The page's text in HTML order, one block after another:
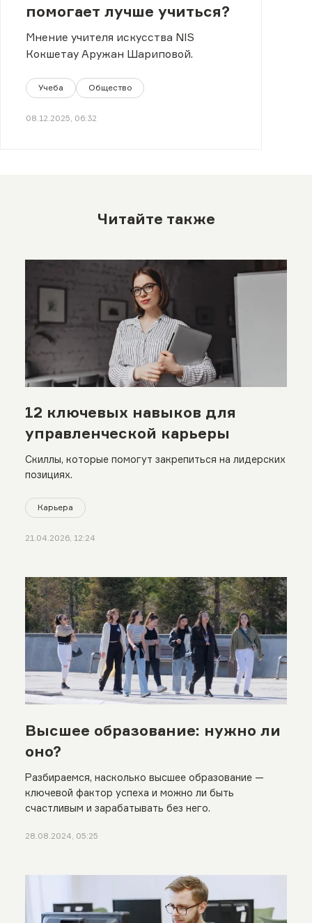
помогает лучше учиться?
Мнение учителя искусства NIS
Кокшетау Аружан Шариповой.
Учеба Общество
08.12.2025, 06:32
Читайте также
12 ключевых навыков для
управленческой карьеры
Скиллы, которые помогут закрепиться на лидерских
позициях.
Карьера
21.04.2026, 12:24
Высшее образование: нужно ли
оно?
Разбираемся, насколько высшее образование —
ключевой фактор успеха и можно ли быть
счастливым и зарабатывать без него.
28.08.2024, 05:25